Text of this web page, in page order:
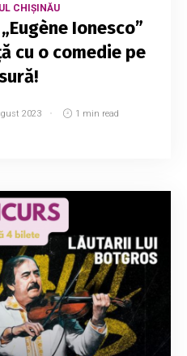
CHIȘINĂU
Ionesco”
cu o comedie pe
2023 1 min read